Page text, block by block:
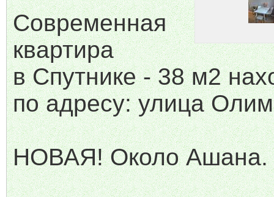
Современная
квартира
в Спутнике - 38 м2
по адресу: улица
НОВАЯ! Около Ашана.